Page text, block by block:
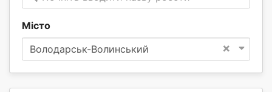
Місто
×
Володарськ-Волинський